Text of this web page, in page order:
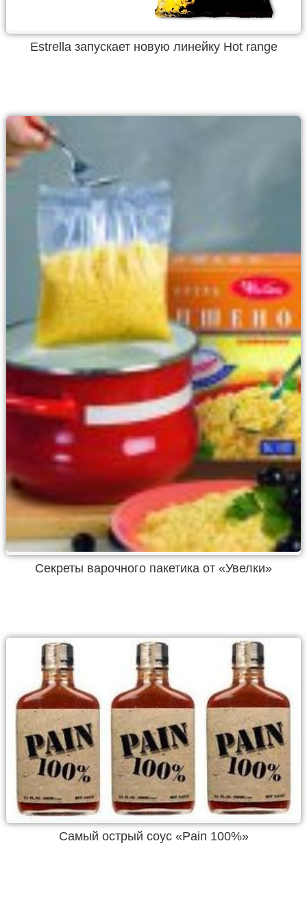
Estrella запускает новую линейку Hot range
Секреты варочного пакетика от «Увелки»
Самый острый соус «Pain 100%»